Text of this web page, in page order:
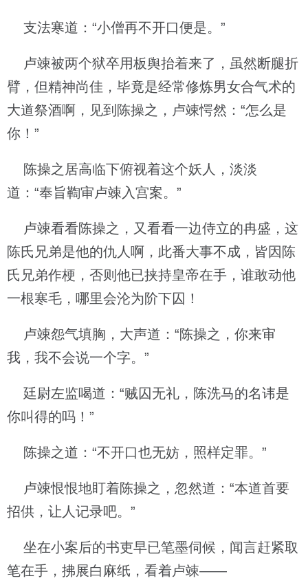
支法寒道：“小僧再不开口便是。”
卢竦被两个狱卒用板舆抬着来了，虽然断腿折
臂，但精神尚佳，毕竟是经常修炼男女合气术的
大道祭酒啊，见到陈操之，卢竦愕然：“怎么是
你！”
陈操之居高临下俯视着这个妖人，淡淡
道：“奉旨鞫审卢竦入宫案。”
卢竦看看陈操之，又看看一边侍立的冉盛，这
陈氏兄弟是他的仇人啊，此番大事不成，皆因陈
氏兄弟作梗，否则他已挟持皇帝在手，谁敢动他
一根寒毛，哪里会沦为阶下囚！
卢竦怨气填胸，大声道：“陈操之，你来审
我，我不会说一个字。”
廷尉左监喝道：“贼囚无礼，陈洗马的名讳是
你叫得的吗！”
陈操之道：“不开口也无妨，照样定罪。”
卢竦恨恨地盯着陈操之，忽然道：“本道首要
招供，让人记录吧。”
坐在小案后的书吏早已笔墨伺候，闻言赶紧取
笔在手，拂展白麻纸，看着卢竦——